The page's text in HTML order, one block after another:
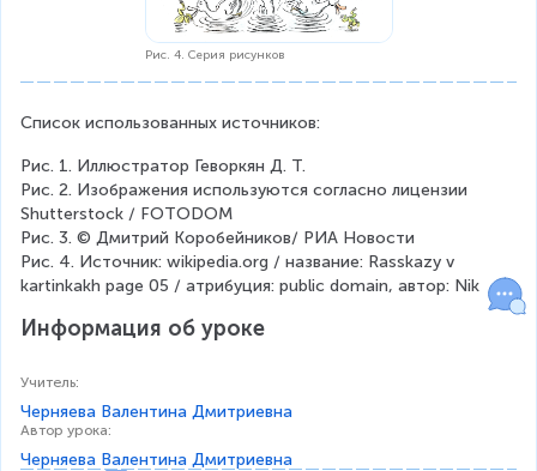
Рис. 4. Серия рисунков
Список использованных источников:
Рис. 1. Иллюстратор Геворкян Д. Т.
Рис. 2. Изображения используются согласно лицензии
Shutterstock / FOTODOM
Рис. 3. © Дмитрий Коробейников/ РИА Новости
Рис. 4. Источник: wikipedia.org / название: Rasskazy v
kartinkakh page 05 / атрибуция: public domain, автор: Nik
Информация об уроке
Учитель:
Черняева Валентина Дмитриевна
Автор урока:
Черняева Валентина Дмитриевна